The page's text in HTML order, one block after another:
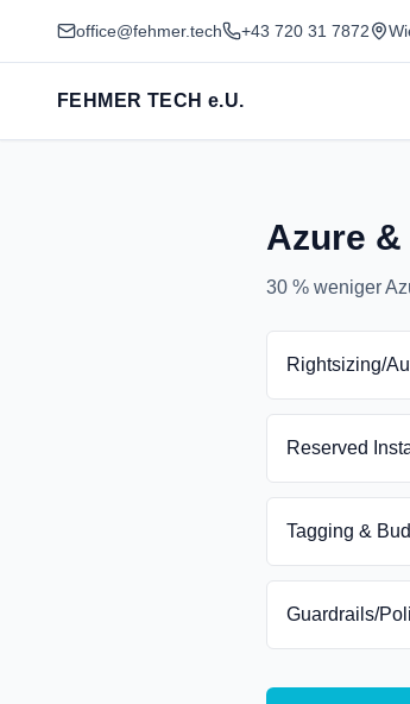
office@fehmer.tech +43 720 31 7872
FEHMER TECH e.U.
Azure
30 % weniger
Rightsizing/
Reserved
Tagging &
Guardrails/